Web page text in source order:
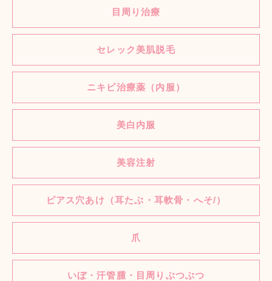
目周り治療
セレック美肌脱毛
ニキビ治療薬（内服）
美白内服
美容注射
ピアス穴あけ（耳たぶ・耳軟骨・へそ/）
爪
いぼ・汗管腫・目周りぶつぶつ